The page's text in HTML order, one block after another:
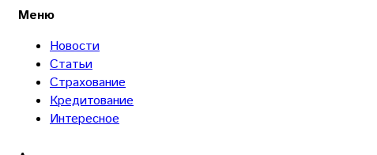
Меню
Новости
Статьи
Страхование
Кредитование
Интересное